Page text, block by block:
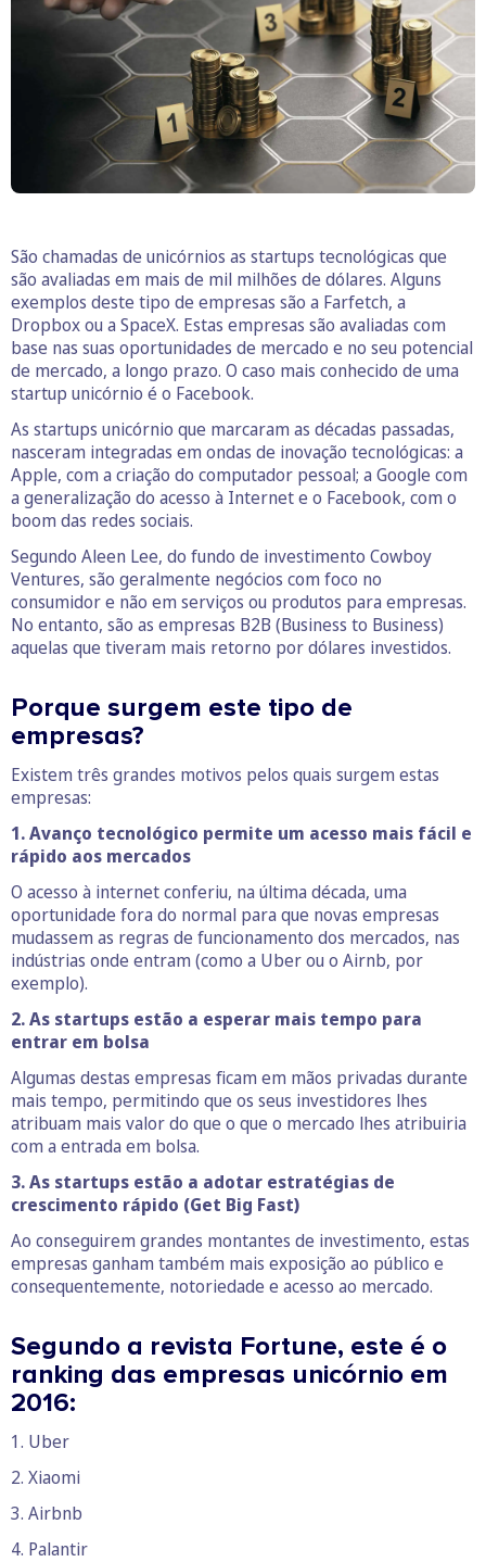
São chamadas de unicórnios as startups tecnológicas que
são avaliadas em mais de mil milhões de dólares. Alguns
exemplos deste tipo de empresas são a Farfetch, a
Dropbox ou a SpaceX. Estas empresas são avaliadas com
base nas suas oportunidades de mercado e no seu potencial
de mercado, a longo prazo. O caso mais conhecido de uma
startup unicórnio é o Facebook.
As startups unicórnio que marcaram as décadas passadas,
nasceram integradas em ondas de inovação tecnológicas: a
Apple, com a criação do computador pessoal; a Google com
a generalização do acesso à Internet e o Facebook, com o
boom das redes sociais.
Segundo Aleen Lee, do fundo de investimento Cowboy
Ventures, são geralmente negócios com foco no
consumidor e não em serviços ou produtos para empresas.
No entanto, são as empresas B2B (Business to Business)
aquelas que tiveram mais retorno por dólares investidos.
Porque surgem este tipo de
empresas?
Existem três grandes motivos pelos quais surgem estas
empresas:
1. Avanço tecnológico permite um acesso mais fácil e
rápido aos mercados
O acesso à internet conferiu, na última década, uma
oportunidade fora do normal para que novas empresas
mudassem as regras de funcionamento dos mercados, nas
indústrias onde entram (como a Uber ou o Airnb, por
exemplo).
2. As startups estão a esperar mais tempo para
entrar em bolsa
Algumas destas empresas ficam em mãos privadas durante
mais tempo, permitindo que os seus investidores lhes
atribuam mais valor do que o que o mercado lhes atribuiria
com a entrada em bolsa.
3. As startups estão a adotar estratégias de
crescimento rápido (Get Big Fast)
Ao conseguirem grandes montantes de investimento, estas
empresas ganham também mais exposição ao público e
consequentemente, notoriedade e acesso ao mercado.
Segundo a revista Fortune, este é o
ranking das empresas unicórnio em
2016:
1. Uber
2. Xiaomi
3. Airbnb
4. Palantir